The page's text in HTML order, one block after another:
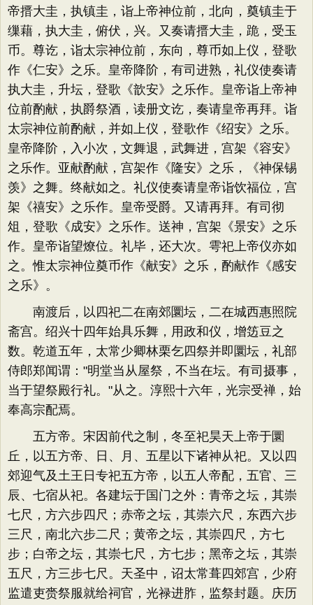
帝搢大圭，执镇圭，诣上帝神位前，北向，奠镇圭于
缫藉，执大圭，俯伏，兴。又奏请搢大圭，跪，受玉
币。尊讫，诣太宗神位前，东向，尊币如上仪，登歌
作《仁安》之乐。皇帝降阶，有司进熟，礼仪使奏请
执大圭，升坛，登歌《歆安》之乐作。皇帝诣上帝神
位前酌献，执爵祭酒，读册文讫，奏请皇帝再拜。诣
太宗神位前酌献，并如上仪，登歌作《绍安》之乐。
皇帝降阶，入小次，文舞退，武舞进，宫架《容安》
之乐作。亚献酌献，宫架作《隆安》之乐，《神保锡
羡》之舞。终献如之。礼仪使奏请皇帝诣饮福位，宫
架《禧安》之乐作。皇帝受爵。又请再拜。有司彻
俎，登歌《成安》之乐作。送神，宫架《景安》之乐
作。皇帝诣望燎位。礼毕，还大次。雩祀上帝仪亦如
之。惟太宗神位奠币作《献安》之乐，酌献作《感安
之乐》。
南渡后，以四祀二在南郊圜坛，二在城西惠照院
斋宫。绍兴十四年始具乐舞，用政和仪，增笾豆之
数。乾道五年，太常少卿林栗乞四祭并即圜坛，礼部
侍郎郑闻谓："明堂当从屋祭，不当在坛。有司摄事，
当于望祭殿行礼。"从之。淳熙十六年，光宗受禅，始
奉高宗配焉。
五方帝。宋因前代之制，冬至祀昊天上帝于圜
丘，以五方帝、日、月、五星以下诸神从祀。又以四
郊迎气及土王日专祀五方帝，以五人帝配，五官、三
辰、七宿从祀。各建坛于国门之外：青帝之坛，其崇
七尺，方六步四尺；赤帝之坛，其崇六尺，东西六步
三尺，南北六步二尺；黄帝之坛，其崇四尺，方七
步；白帝之坛，其崇七尺，方七步；黑帝之坛，其崇
五尺，方三步七尺。天圣中，诏太常葺四郊宫，少府
监遣吏赍祭服就给祠官，光禄进胙，监祭封题。庆历